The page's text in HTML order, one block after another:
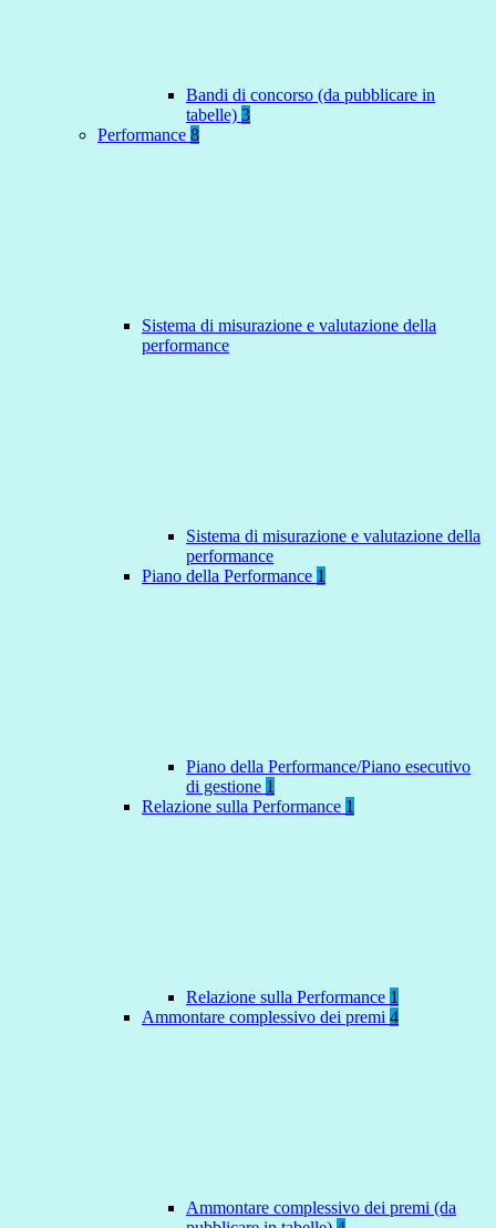
Bandi di concorso (da pubblicare in
tabelle) 3
Performance 8
Sistema di misurazione e valutazione della
performance
Sistema di misurazione e valutazione della
performance
Piano della Performance 1
Piano della Performance/Piano esecutivo
di gestione 1
Relazione sulla Performance 1
Relazione sulla Performance 1
Ammontare complessivo dei premi 4
Ammontare complessivo dei premi (da